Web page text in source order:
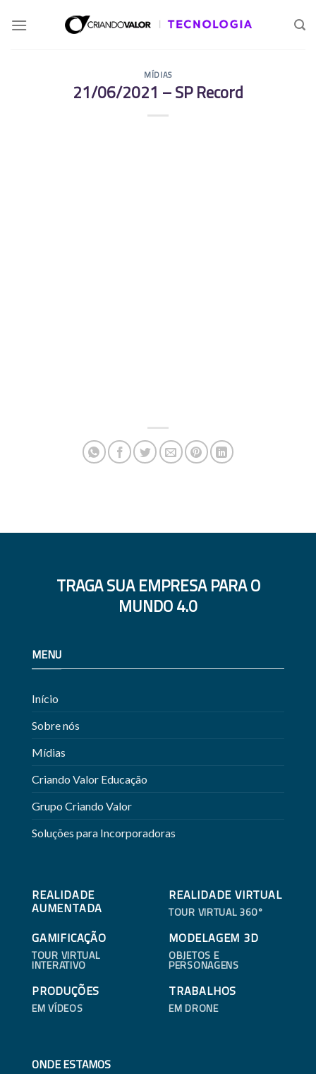
MÍDIAS
21/06/2021 – SP Record
TRAGA SUA EMPRESA PARA O
MUNDO 4.0
MENU
Início
Sobre nós
Mídias
Criando Valor Educação
Grupo Criando Valor
Soluções para Incorporadoras
REALIDADE
AUMENTADA
REALIDADE VIRTUAL
TOUR VIRTUAL 360°
GAMIFICAÇÃO
TOUR VIRTUAL
INTERATIVO
MODELAGEM 3D
OBJETOS E
PERSONAGENS
PRODUÇÕES
EM VÍDEOS
TRABALHOS
EM DRONE
ONDE ESTAMOS